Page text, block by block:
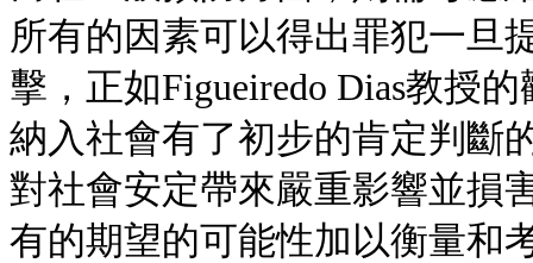
所有的因素可以得出罪犯一旦
擊，正如Figueiredo Dias教授
納入社會有了初步的肯定判斷
對社會安定帶來嚴重影響並損
有的期望的可能性加以衡量和